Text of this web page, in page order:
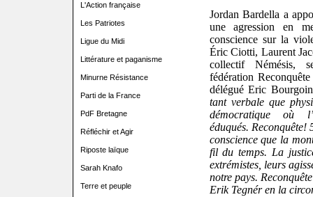
L'Action française
Les Patriotes
Ligue du Midi
Littérature et paganisme
Minurne Résistance
Parti de la France
PdF Bretagne
Réfléchir et Agir
Riposte laïque
Sarah Knafo
Terre et peuple
Jordan Bardella a
une agression en
conscience sur la
Éric Ciotti, Laurent
collectif Némésis,
fédération
délégué Eric
tant verbale que
démocratique où
éduqués. Reconquête!
conscience que la
fil du temps. La
extrémistes, leurs
notre pays.
Erik Tegnér en la